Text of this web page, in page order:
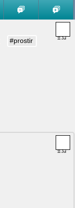
11 Jul
#prostir
11 Jul